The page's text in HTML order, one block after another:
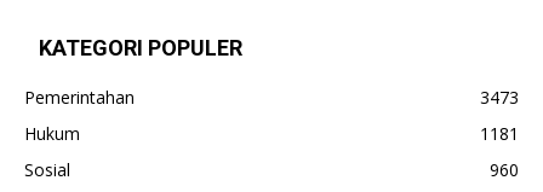
KATEGORI POPULER
Pemerintahan
3473
Hukum
1181
Sosial
960